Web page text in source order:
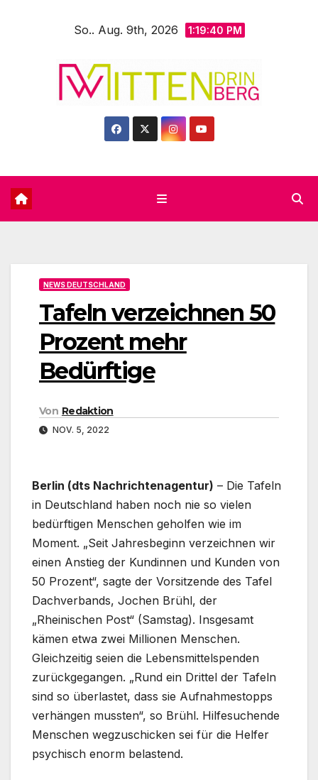
So.. Aug. 9th, 2026 1:19:42 PM
NEWS DEUTSCHLAND
Tafeln verzeichnen 50
Prozent mehr
Bedürftige
Von Redaktion
NOV. 5, 2022
Berlin (dts Nachrichtenagentur) – Die Tafeln
in Deutschland haben noch nie so vielen
bedürftigen Menschen geholfen wie im
Moment. „Seit Jahresbeginn verzeichnen wir
einen Anstieg der Kundinnen und Kunden von
50 Prozent“, sagte der Vorsitzende des Tafel
Dachverbands, Jochen Brühl, der
„Rheinischen Post“ (Samstag). Insgesamt
kämen etwa zwei Millionen Menschen.
Gleichzeitig seien die Lebensmittelspenden
zurückgegangen. „Rund ein Drittel der Tafeln
sind so überlastet, dass sie Aufnahmestopps
verhängen mussten“, so Brühl. Hilfesuchende
Menschen wegzuschicken sei für die Helfer
psychisch enorm belastend.